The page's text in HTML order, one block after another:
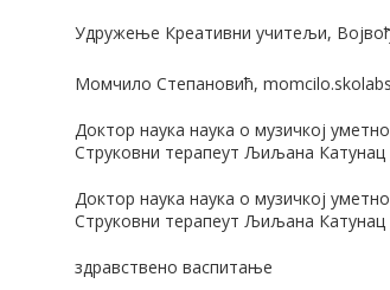
Удружење Креативни учитељи,
Момчило Степановић,
Доктор наука наука о музичкој
Струковни терапеут Љиљана
Доктор наука наука о музичкој
Струковни терапеут Љиљана
здравствено васпитање